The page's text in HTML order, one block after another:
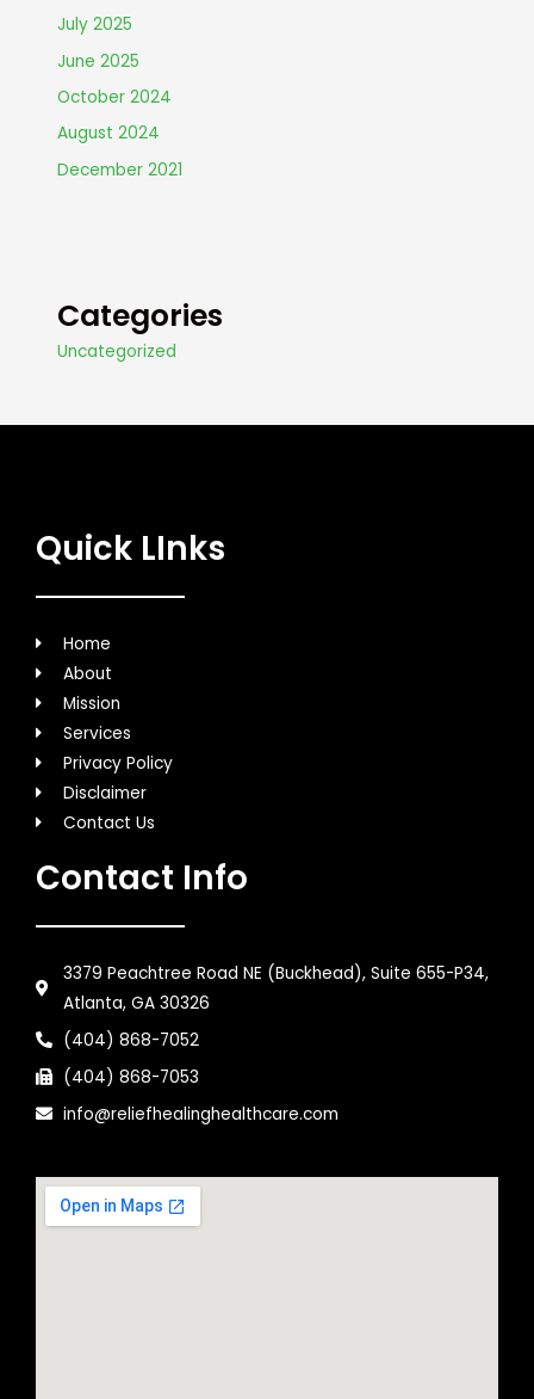
July 2025
June 2025
October 2024
August 2024
December 2021
Categories
Uncategorized
Quick LInks
Home
About
Mission
Services
Privacy Policy
Disclaimer
Contact Us
Contact Info
3379 Peachtree Road NE (Buckhead), Suite 655-P34,
Atlanta, GA 30326
(404) 868-7052
(404) 868-7053
info@reliefhealinghealthcare.com